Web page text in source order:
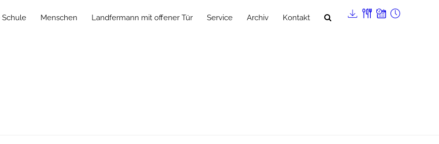
Schule Menschen Landfermann mit offener Tür Service Archiv Kontakt